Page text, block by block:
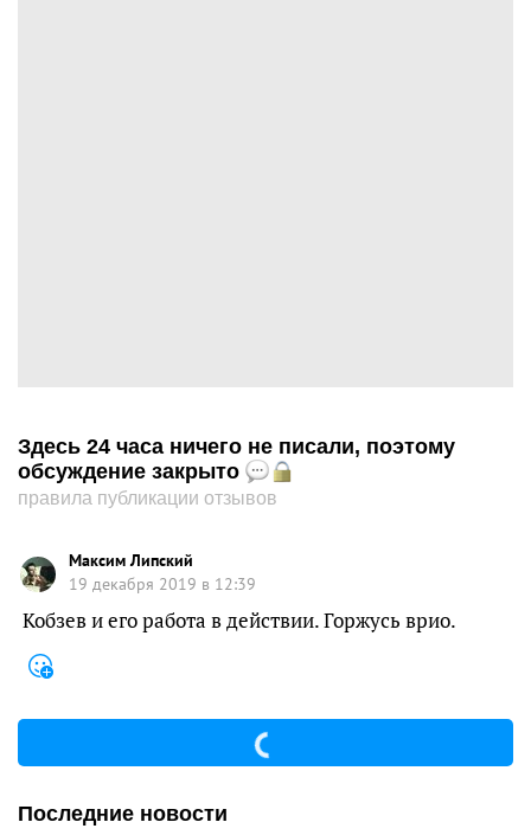
Здесь 24 часа ничего не писали, поэтому
обсуждение закрыто
правила публикации отзывов
Максим Липский
19 декабря 2019 в 12:39
Кобзев и его работа в действии. Горжусь врио.
Последние новости